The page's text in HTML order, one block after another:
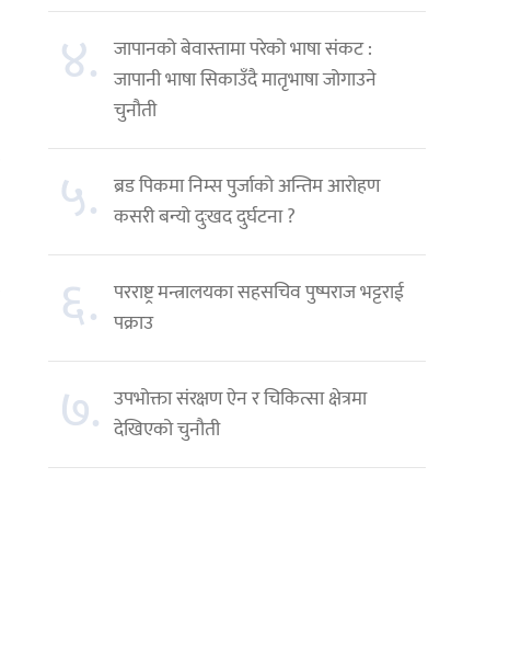
४. जापानको बेवास्तामा परेको भाषा संकट :
जापानी भाषा सिकाउँदै मातृभाषा जोगाउने
चुनौती
५. ब्रड पिकमा निम्स पुर्जाको अन्तिम आरोहण
कसरी बन्यो दुःखद दुर्घटना ?
६. परराष्ट्र मन्त्रालयका सहसचिव पुष्पराज भट्टराई
पक्राउ
७. उपभोक्ता संरक्षण ऐन र चिकित्सा क्षेत्रमा
देखिएको चुनौती